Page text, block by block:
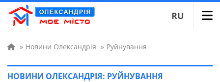
RU
» Новини Олександрія » Руйнування
НОВИНИ ОЛЕКСАНДРІЯ: РУЙНУВАННЯ